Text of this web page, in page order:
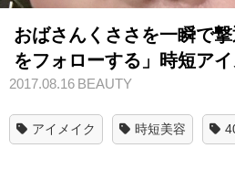
おばさんくささを一瞬で
をフォローする」時短ア
2017.08.16 BEAUTY
アイメイク 時短美容